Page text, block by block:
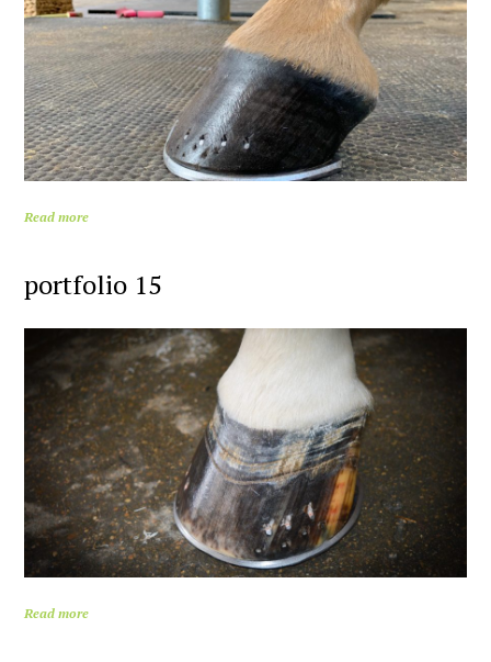
Read more
portfolio 15
Read more